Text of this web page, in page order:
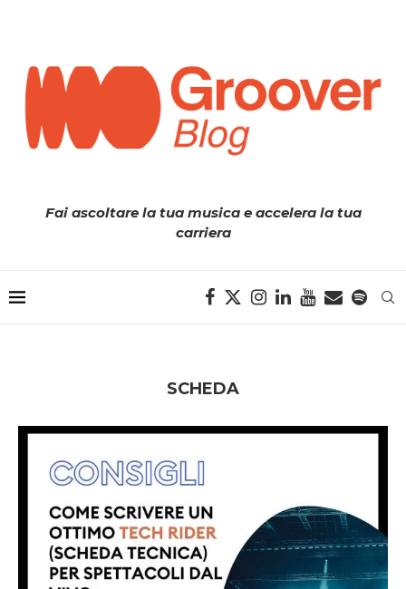
Fai ascoltare la tua musica e accelera la tua
carriera
SCHEDA